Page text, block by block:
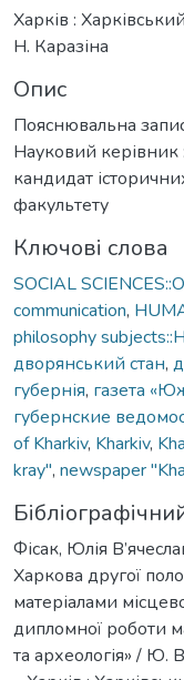
Харків :
Н. Каразіна
Опис
Пояснювальна
Науковий керівник
кандидат
факультету
Ключові слова
SOCIAL
communication,
philosophy
дворянський стан,
губернія, газета
губернские
of Kharkiv, Kharkiv,
kray", newspaper
Фісак, Юлія
Харкова другої
матеріалами
дипломної роботи
та археологія» / Ю.